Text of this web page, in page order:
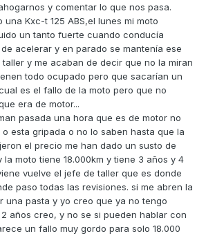
y comentar lo que nos pasa.
Kxc-t 125 ABS,el lunes mi moto
un tanto fuerte cuando conducía
acelerar y en parado se mantenía ese
y me acaban de decir que no la miran
todo ocupado pero que sacarían un
es el fallo de la moto pero que no
era de motor...
pasada una hora que es de motor no
esta gripada o no lo saben hasta que la
el precio me han dado un susto de
la moto tiene 18.000km y tiene 3 años y 4
vuelve el jefe de taller que es donde
paso todas las revisiones. si me abren la
una pasta y yo creo que ya no tengo
años creo, y no se si pueden hablar con
un fallo muy gordo para solo 18.000